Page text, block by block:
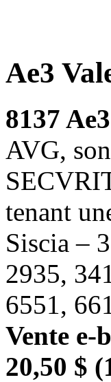
Ae3
8137
AVG,
tenant
Siscia –
2935,
6551,
Vente e-
20,50 $